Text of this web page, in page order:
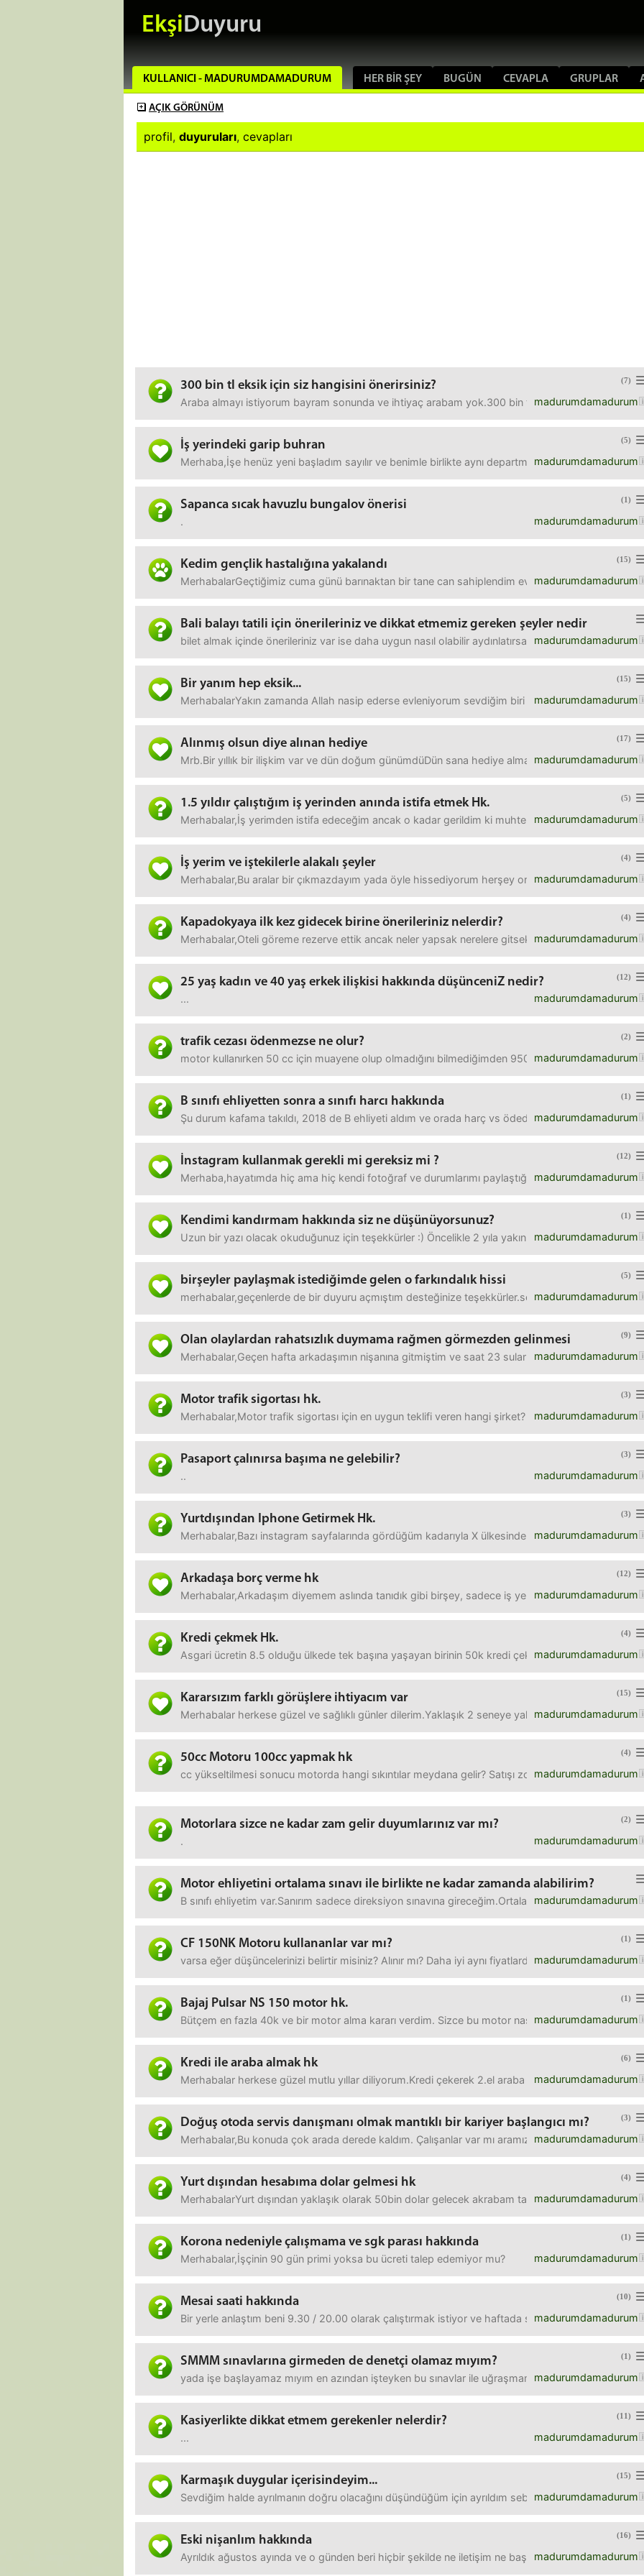
EkşiDuyuru
KULLANICI - MADURUMDAMADURUM HER BIR ŞEY BUGÜN CEVAPLA GRUPLAR
AÇIK GÖRÜNÜM
profil, duyuruları, cevapları
(7)
300 bin tl eksik için siz hangisini önerirsiniz?
madurumdamadurum
Araba almayı istiyorum bayram sonunda ve ihtiyaç arabam yok.300 bin tl kredi mi çekmeliyim
(5)
İş yerindeki garip buhran
madurumdamadurum
Merhaba,İşe henüz yeni başladım sayılır ve benimle birlikte aynı departmana yeni
(1)
Sapanca sıcak havuzlu bungalov önerisi
madurumdamadurum
.
(15)
Kedim gençlik hastalığına yakalandı
madurumdamadurum
MerhabalarGeçtiğimiz cuma günü barınaktan bir tane can sahiplendim eve geldik herhangi bir
Bali balayı tatili için önerileriniz ve dikkat etmemiz gereken şeyler nedir
madurumdamadurum
bilet almak içinde önerileriniz var ise daha uygun nasıl olabilir aydınlatırsanız sevinirimm
(15)
Bir yanım hep eksik...
madurumdamadurum
MerhabalarYakın zamanda Allah nasip ederse evleniyorum sevdiğim biri çok şükür ki iyi biri en
(17)
Alınmış olsun diye alınan hediye
madurumdamadurum
Mrb.Bir yıllık bir ilişkim var ve dün doğum günümdüDün sana hediye almaya gideceğim dedi ve
(5)
1.5 yıldır çalıştığım iş yerinden anında istifa etmek Hk.
madurumdamadurum
Merhabalar,İş yerimden istifa edeceğim ancak o kadar gerildim ki muhtemelen bu anlık
(4)
İş yerim ve iştekilerle alakalı şeyler
madurumdamadurum
Merhabalar,Bu aralar bir çıkmazdayım yada öyle hissediyorum herşey ortada belkide.Yaklaşık
(4)
Kapadokyaya ilk kez gidecek birine önerileriniz nelerdir?
madurumdamadurum
Merhabalar,Oteli göreme rezerve ettik ancak neler yapsak nerelere gitsek bilemiyoruz. Öneriler
(12)
25 yaş kadın ve 40 yaş erkek ilişkisi hakkında düşünceniZ nedir?
madurumdamadurum
...
(2)
trafik cezası ödenmezse ne olur?
madurumdamadurum
motor kullanırken 50 cc için muayene olup olmadığını bilmediğimden 950 tl ceza yemiştim
(1)
B sınıfı ehliyetten sonra a sınıfı harcı hakkında
madurumdamadurum
Şu durum kafama takıldı, 2018 de B ehliyeti aldım ve orada harç vs ödedim ilk aldığım ehliyet
(12)
İnstagram kullanmak gerekli mi gereksiz mi ?
madurumdamadurum
Merhaba,hayatımda hiç ama hiç kendi fotoğraf ve durumlarımı paylaştığım instagram
(1)
Kendimi kandırmam hakkında siz ne düşünüyorsunuz?
madurumdamadurum
Uzun bir yazı olacak okuduğunuz için teşekkürler :) Öncelikle 2 yıla yakın süren bir ilişkim var
(5)
birşeyler paylaşmak istediğimde gelen o farkındalık hissi
madurumdamadurum
merhabalar,geçenlerde de bir duyuru açmıştım desteğinize teşekkürler.sonradan biraz
(9)
Olan olaylardan rahatsızlık duymama rağmen görmezden gelinmesi
madurumdamadurum
Merhabalar,Geçen hafta arkadaşımın nişanına gitmiştim ve saat 23 sularında eve döndüm
(3)
Motor trafik sigortası hk.
madurumdamadurum
Merhabalar,Motor trafik sigortası için en uygun teklifi veren hangi şirket? 4.kademeden
(3)
Pasaport çalınırsa başıma ne gelebilir?
madurumdamadurum
..
(3)
Yurtdışından Iphone Getirmek Hk.
madurumdamadurum
Merhabalar,Bazı instagram sayfalarında gördüğüm kadarıyla X ülkesinden İphone 14 gibi
(12)
Arkadaşa borç verme hk
madurumdamadurum
Merhabalar,Arkadaşım diyemem aslında tanıdık gibi birşey, sadece iş yerinde görüşüyoruz
(4)
Kredi çekmek Hk.
madurumdamadurum
Asgari ücretin 8.5 olduğu ülkede tek başına yaşayan birinin 50k kredi çekmesi mantıklı olur mu?
(15)
Kararsızım farklı görüşlere ihtiyacım var
madurumdamadurum
Merhabalar herkese güzel ve sağlıklı günler dilerim.Yaklaşık 2 seneye yakın süren bir ilişkim
(4)
50cc Motoru 100cc yapmak hk
madurumdamadurum
cc yükseltilmesi sonucu motorda hangi sıkıntılar meydana gelir? Satışı zor mu olur?Onayım
(2)
Motorlara sizce ne kadar zam gelir duyumlarınız var mı?
madurumdamadurum
.
Motor ehliyetini ortalama sınavı ile birlikte ne kadar zamanda alabilirim?
madurumdamadurum
B sınıfı ehliyetim var.Sanırım sadece direksiyon sınavına gireceğim.Ortalama ne zaman eğitime
(1)
CF 150NK Motoru kullananlar var mı?
madurumdamadurum
varsa eğer düşüncelerinizi belirtir misiniz? Alınır mı? Daha iyi aynı fiyatlarda motorlar var mı?
(1)
Bajaj Pulsar NS 150 motor hk.
madurumdamadurum
Bütçem en fazla 40k ve bir motor alma kararı verdim. Sizce bu motor nasıldır?Önerilere de
(6)
Kredi ile araba almak hk
madurumdamadurum
Merhabalar herkese güzel mutlu yıllar diliyorum.Kredi çekerek 2.el araba alma fikri kafamı
(3)
Doğuş otoda servis danışmanı olmak mantıklı bir kariyer başlangıcı mı?
madurumdamadurum
Merhabalar,Bu konuda çok arada derede kaldım. Çalışanlar var mı aramızda doğuşta? Çok
(4)
Yurt dışından hesabıma dolar gelmesi hk
madurumdamadurum
MerhabalarYurt dışından yaklaşık olarak 50bin dolar gelecek akrabam tarafından tamamen
(1)
Korona nedeniyle çalışmama ve sgk parası hakkında
madurumdamadurum
Merhabalar,İşçinin 90 gün primi yoksa bu ücreti talep edemiyor mu?
(10)
Mesai saati hakkında
madurumdamadurum
Bir yerle anlaştım beni 9.30 / 20.00 olarak çalıştırmak istiyor ve haftada sadece bir gün iznim
(1)
SMMM sınavlarına girmeden de denetçi olamaz mıyım?
madurumdamadurum
yada işe başlayamaz mıyım en azından işteyken bu sınavlar ile uğraşmam mümkün değil mi ?
(11)
Kasiyerlikte dikkat etmem gerekenler nelerdir?
madurumdamadurum
...
(15)
Karmaşık duygular içerisindeyim...
madurumdamadurum
Sevdiğim halde ayrılmanın doğru olacağını düşündüğüm için ayrıldım sebebi ilerisini
(16)
Eski nişanlım hakkında
madurumdamadurum
Ayrıldık ağustos ayında ve o günden beri hiçbir şekilde ne iletişim ne başka birşey olmadı ve